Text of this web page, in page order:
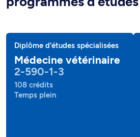
Diplôme d'études spécialisées
Médecine vétérinaire
2-590-1-3
108 crédits
Temps plein